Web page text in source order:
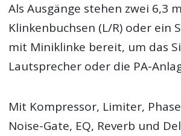
Als Ausgänge stehen zwei 6,3
Klinkenbuchsen (L/R) oder ein
mit Miniklinke bereit, um das
Lautsprecher oder die PA-
Mit Kompressor, Limiter,
Noise-Gate, EQ, Reverb und